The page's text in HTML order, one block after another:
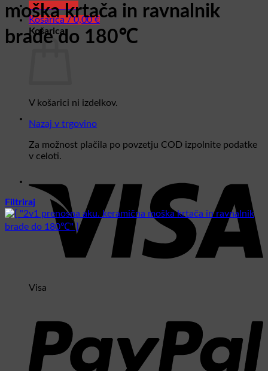
Glavni meni
Košarica /0,00€
Košarica
V košarici ni izdelkov.
Nazaj v trgovino
Za možnost plačila po povzetju COD izpolnite podatke
v celoti.
Visa
moška krtača in ravnalnik
brade do 180℃
Filtriraj